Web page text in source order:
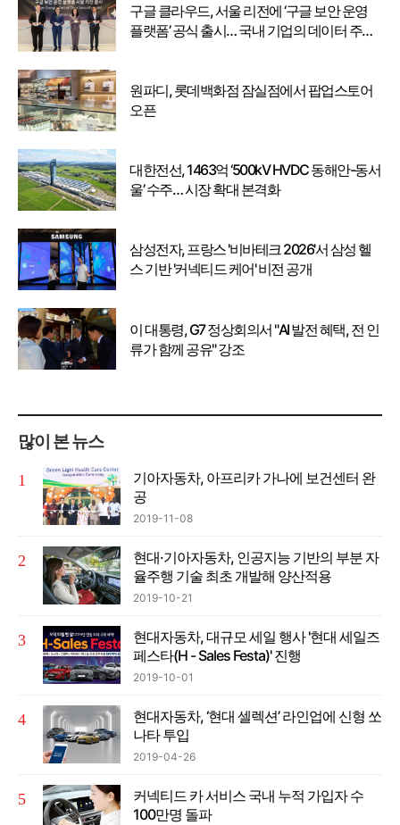
구글 클라우드, 서울 리전에 ‘구글 보안 운영
플랫폼’ 공식 출시… 국내 기업의 데이터 주권
원파디, 롯데백화점 잠실점에서 팝업스토어
오픈
대한전선, 1463억 ‘500kV HVDC 동해안-동서
울’ 수주… 시장 확대 본격화
삼성전자, 프랑스 '비바테크 2026'서 삼성 헬
스 기반 '커넥티드 케어' 비전 공개
이 대통령, G7 정상회의서 "AI 발전 혜택, 전 인
류가 함께 공유" 강조
많이 본 뉴스
기아자동차, 아프리카 가나에 보건센터 완
공
2019-11-08
현대·기아자동차, 인공지능 기반의 부분 자
율주행 기술 최초 개발해 양산적용
2019-10-21
현대자동차, 대규모 세일 행사 '현대 세일즈
페스타(H - Sales Festa)' 진행
2019-10-01
현대자동차, ‘현대 셀렉션’ 라인업에 신형 쏘
나타 투입
2019-04-26
커넥티드 카 서비스 국내 누적 가입자 수
100만명 돌파